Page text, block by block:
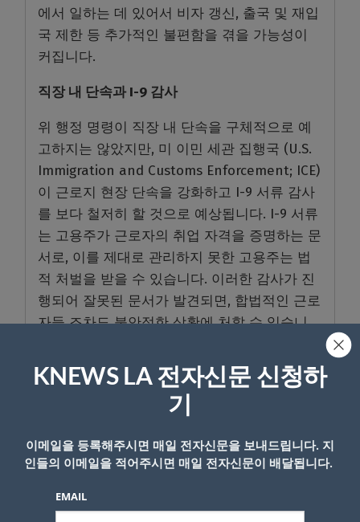
에서 일하는 데 있어서 비자 갱신, 출국 및 재입
국 제한 등 추가적인 불편함을 겪을 가능성이
커집니다.
직장 내 단속과 I-9 감사
위 행정 명령이 직장 내 단속을 구체적으로 예
고하지는 않았지만, 미 이민 세관 집행국 (U.S.
Immigration and Customs Enforcement; ICE)
이 근로지 현장 단속을 강화하고 I-9 서류 감사
를 보다 철저히 할 것으로 예상됩니다. I-9 서류
는 고용주가 근로자의 취업 자격을 증명하는 문
서로, 이를 제대로 관리하지 못한 고용주는 법
적 처벌을 받을 수 있습니다. 이러한 감사가 진
행되어 잘못된 문서가 발견되면, 합법적인 근로
자들 조차도 불안정한 상황에 처할 수 있습니
이민 변호사와 상담하고 고용주와 협력해야
새로운 행정 명령과 그에 따른 불확실성에 대응
하기 위해 캘리포니아 근로자들은 적극적으로
자신을 보호할 방법을 모색해야 합니다. 이민
이민법 변호사와 상담하는 것이 중요합니다. 특
KNEWS LA 전자신문 신청하
기
이메일을 등록해주시면 매일 전자신문을 보내드립니다. 지
인들의 이메일을 적어주시면 매일 전자신문이 배달됩니다.
EMAIL